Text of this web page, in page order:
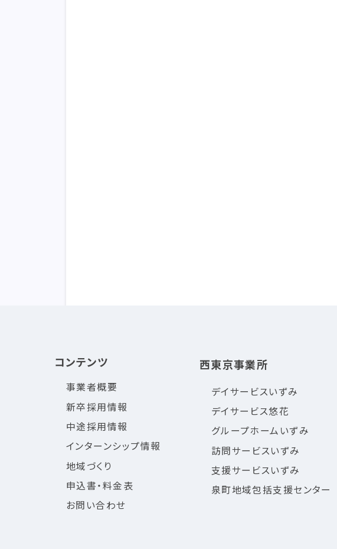
コンテンツ
事業者概要
新卒採用情報
中途採用情報
インターンシップ情報
地域づくり
申込書・料金表
お問い合わせ
西東京事業所
デイサービスいずみ
デイサービス悠花
グループホームいずみ
訪問サービスいずみ
支援サービスいずみ
泉町地域包括支援センター